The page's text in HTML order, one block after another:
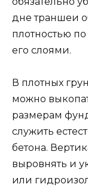
дне траншеи
плотностью
его слоями.
В плотных
можно
размерам
служить
бетона.
выровнять и
или